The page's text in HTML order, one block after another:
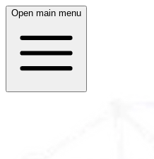
Open main menu